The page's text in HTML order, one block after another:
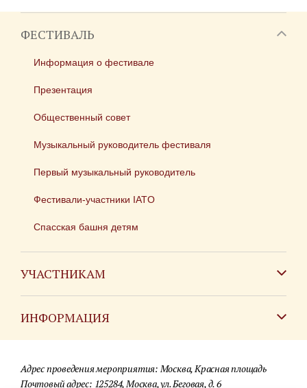
ФЕСТИВАЛЬ
Информация о фестивале
Презентация
Общественный совет
Музыкальный руководитель фестиваля
Первый музыкальный руководитель
Фестивали-участники IATO
Спасская башня детям
УЧАСТНИКАМ
ИНФОРМАЦИЯ
Для СМИ
Адрес проведения мероприятия: Москва, Красная площадь
Почтовый адрес: 125284, Москва, ул. Беговая, д. 6